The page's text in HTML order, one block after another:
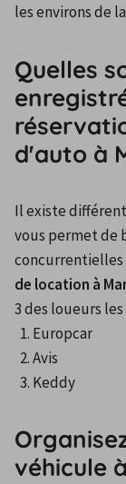
les environs de
Quelles
d'auto à
Il existe
vous permet de
concurrentielles
de location à
3 des loueurs
Europcar
Avis
Keddy
véhicule